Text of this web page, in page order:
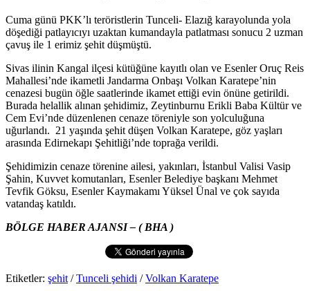
Cuma günü PKK’lı teröristlerin Tunceli- Elazığ karayolunda yola
döşediği patlayıcıyı uzaktan kumandayla patlatması sonucu 2 uzman
çavuş ile 1 erimiz şehit düşmüştü.
Sivas ilinin Kangal ilçesi kütüğüne kayıtlı olan ve Esenler Oruç Reis
Mahallesi’nde ikametli Jandarma Onbaşı Volkan Karatepe’nin
cenazesi bugün öğle saatlerinde ikamet ettiği evin önüne getirildi.
Burada helallik alınan şehidimiz, Zeytinburnu Erikli Baba Kültür ve
Cem Evi’nde düzenlenen cenaze töreniyle son yolculuğuna
uğurlandı. 21 yaşında şehit düşen Volkan Karatepe, göz yaşları
arasında Edirnekapı Şehitliği’nde toprağa verildi.
Şehidimizin cenaze törenine ailesi, yakınları, İstanbul Valisi Vasip
Şahin, Kuvvet komutanları, Esenler Belediye başkanı Mehmet
Tevfik Göksu, Esenler Kaymakamı Yüksel Ünal ve çok sayıda
vatandaş katıldı.
BÖLGE HABER AJANSI – ( BHA )
Etiketler: şehit /Tunceli şehidi /Volkan Karatepe